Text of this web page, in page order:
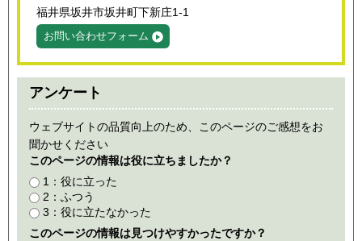
福井県坂井市坂井町下新庄1-1
お問い合わせフォーム
アンケート
ウェブサイトの品質向上のため、このページのご感想をお
聞かせください
このページの情報は役に立ちましたか？
1：役に立った
2：ふつう
3：役に立たなかった
このページの情報は見つけやすかったですか？